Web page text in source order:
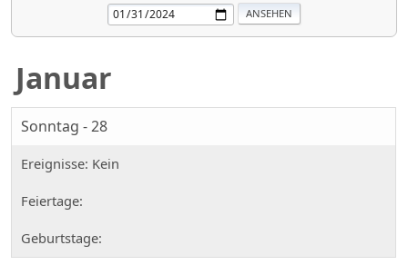
Januar
Sonntag - 28